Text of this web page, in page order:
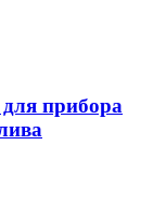
прибора